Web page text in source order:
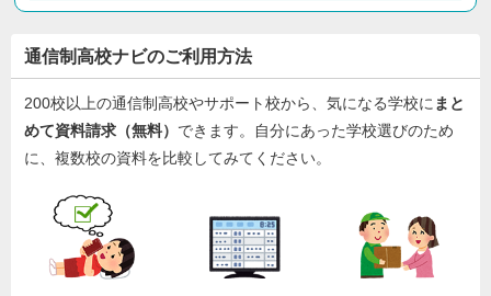
通信制高校ナビのご利用方法
200校以上の通信制高校やサポート校から、気になる学校に まと
めて資料請求（無料） できます。自分にあった学校選びのため
に、複数校の資料を比較してみてください。